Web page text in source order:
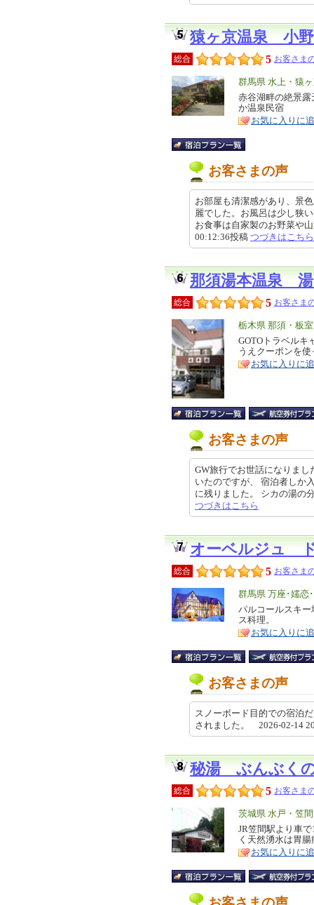
猿ヶ京温泉 小
総合 5 お客さま
エ
リ
ア
群馬県 水上・猿
特
徴
赤谷湖畔の絶景
か温泉民宿
お気に入りに
お客さまの声
お部屋も清潔感があり、景
麗でした。お風呂は少し狭
お食事は自家製のお野菜や
00:12:36投稿 つづきはこちら
那須湯本温泉
総合 5 お客さま
エ
リ
ア
栃木県 那須・板
特
徴
GOTOトラベルキ
うえクーポンを
お気に入りに
お客さまの声
GW旅行でお世話になりま
いたのですが、 宿泊者しか
に残りました。 シカの湯
つづきはこちら
オーベルジュ
総合 5 お客さま
エ
リ
ア
群馬県 万座･嬬恋
特
徴
パルコールスキ
ス科理。
お気に入りに
お客さまの声
スノーボード目的での宿泊
されました。 2026-02-14
秘湯 ぶんぶく
総合 5 お客さま
エ
リ
ア
茨城県 水戸・笠間
特
徴
JR笠間駅より車
く天然湧水は胃
お気に入りに